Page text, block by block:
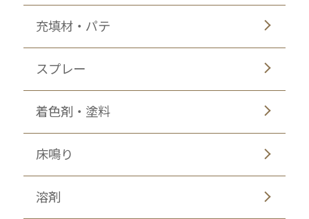
充填材・パテ
スプレー
着色剤・塗料
床鳴り
溶剤